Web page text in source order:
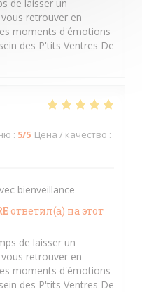
de laisser un
retrouver en
moments d'émotions
des P'tits Ventres De
: 5/5 Цена / качество :
bienveillance
ответил(а) на этот
de laisser un
retrouver en
moments d'émotions
des P'tits Ventres De